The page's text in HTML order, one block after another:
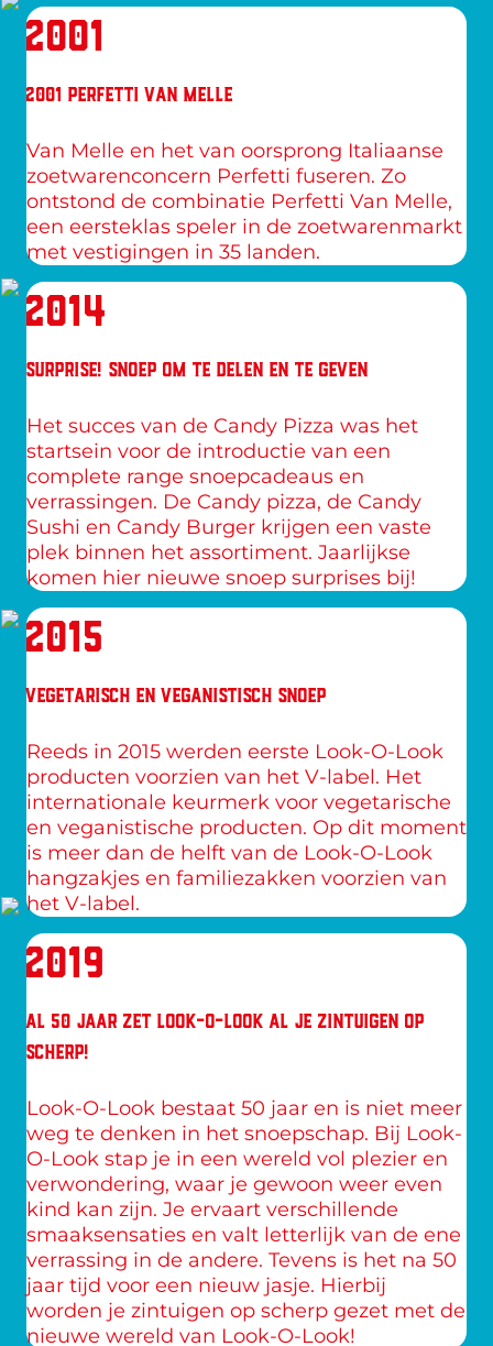
2001
2001 PERFETTI VAN MELLE
Van Melle en het van oorsprong Italiaanse
zoetwarenconcern Perfetti fuseren. Zo
ontstond de combinatie Perfetti Van Melle,
een eersteklas speler in de zoetwarenmarkt
met vestigingen in 35 landen.
2014
SURPRISE! SNOEP OM TE DELEN EN TE GEVEN
Het succes van de Candy Pizza was het
startsein voor de introductie van een
complete range snoepcadeaus en
verrassingen. De Candy pizza, de Candy
Sushi en Candy Burger krijgen een vaste
plek binnen het assortiment. Jaarlijkse
komen hier nieuwe snoep surprises bij!
2015
VEGETARISCH EN VEGANISTISCH SNOEP
Reeds in 2015 werden eerste Look-O-Look
producten voorzien van het V-label. Het
internationale keurmerk voor vegetarische
en veganistische producten. Op dit moment
is meer dan de helft van de Look-O-Look
hangzakjes en familiezakken voorzien van
het V-label.
2019
AL 50 JAAR ZET LOOK-O-LOOK AL JE ZINTUIGEN OP
SCHERP!
Look-O-Look bestaat 50 jaar en is niet meer
weg te denken in het snoepschap. Bij Look-
O-Look stap je in een wereld vol plezier en
verwondering, waar je gewoon weer even
kind kan zijn. Je ervaart verschillende
smaaksensaties en valt letterlijk van de ene
verrassing in de andere. Tevens is het na 50
jaar tijd voor een nieuw jasje. Hierbij
worden je zintuigen op scherp gezet met de
nieuwe wereld van Look-O-Look!